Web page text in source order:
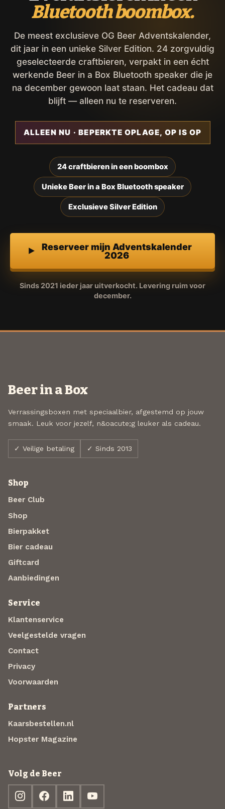
Bluetooth boombox.
De meest exclusieve OG Beer Adventskalender,
dit jaar in een unieke Silver Edition. 24 zorgvuldig
geselecteerde craftbieren, verpakt in een écht
werkende Beer in a Box Bluetooth speaker die je
na december gewoon laat staan. Het cadeau dat
blijft — alleen nu te reserveren.
ALLEEN NU · BEPERKTE OPLAGE, OP IS OP
24 craftbieren in een boombox
Unieke Beer in a Box Bluetooth speaker
Exclusieve Silver Edition
Reserveer mijn Adventskalender
2026
Sinds 2021 ieder jaar uitverkocht. Levering ruim voor
december.
Beer in a Box
Verrassingsboxen met speciaalbier, afgestemd op jouw
smaak. Leuk voor jezelf, n&oacute;g leuker als cadeau.
✓ Veilige betaling ✓ Sinds 2013
Shop
Beer Club
Shop
Bierpakket
Bier cadeau
Giftcard
Aanbiedingen
Service
Klantenservice
Veelgestelde vragen
Contact
Privacy
Voorwaarden
Partners
Kaarsbestellen.nl
Hopster Magazine
Volg de Beer